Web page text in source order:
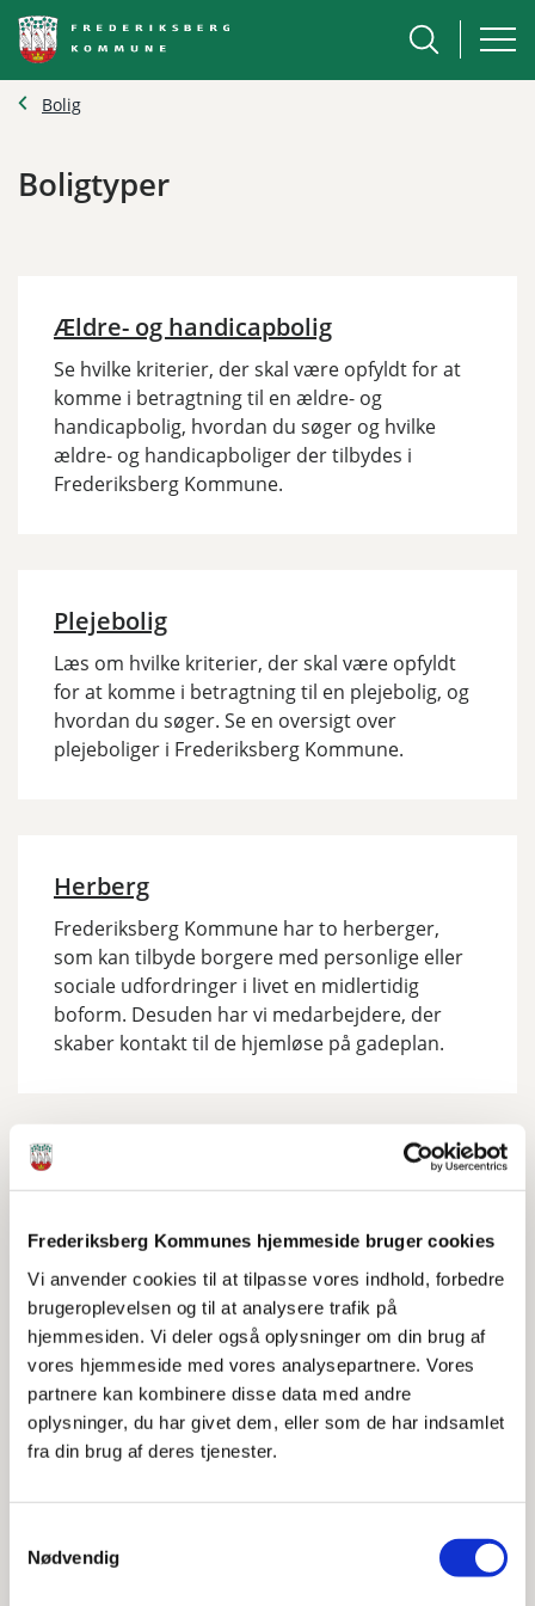
Frederiksberg Kommunes hjemmeside bruger cookies
Vi anvender cookies til at tilpasse vores indhold, forbedre
brugeroplevelsen og til at analysere trafik på
hjemmesiden. Vi deler også oplysninger om din brug af
vores hjemmeside med vores analysepartnere. Vores
partnere kan kombinere disse data med andre
oplysninger, du har givet dem, eller som de har indsamlet
fra din brug af deres tjenester.
Nødvendig
Bolig
Boligtyper
Ældre- og handicapbolig
Se hvilke kriterier, der skal være opfyldt for at
komme i betragtning til en ældre- og
handicapbolig, hvordan du søger og hvilke
ældre- og handicapboliger der tilbydes i
Frederiksberg Kommune.
Plejebolig
Læs om hvilke kriterier, der skal være opfyldt
for at komme i betragtning til en plejebolig, og
hvordan du søger. Se en oversigt over
plejeboliger i Frederiksberg Kommune.
Herberg
Frederiksberg Kommune har to herberger,
som kan tilbyde borgere med personlige eller
sociale udfordringer i livet en midlertidig
boform. Desuden har vi medarbejdere, der
skaber kontakt til de hjemløse på gadeplan.
skal du som udgangspunkt have både et akut
boligproblem og sociale problemer, som du
ikke selv kan løse. Du skal som udgangspunkt
have folkeregisteradresse i Frederiksberg
Kommune.
Almene boliger
På denne side kan du se en oversigt over
almene boligorganisationer på Frederiksberg